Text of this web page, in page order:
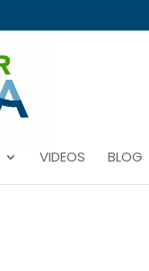
VIDEOS BLOG